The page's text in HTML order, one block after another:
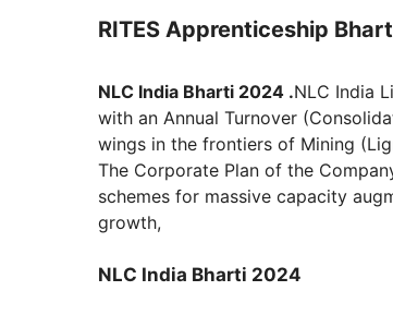
RITES Apprenticeship
NLC India Bharti 2024 .NLC India
with an Annual Turnover
wings in the frontiers of Mining
The Corporate Plan of the
schemes for massive capacity
growth,
NLC India Bharti 2024